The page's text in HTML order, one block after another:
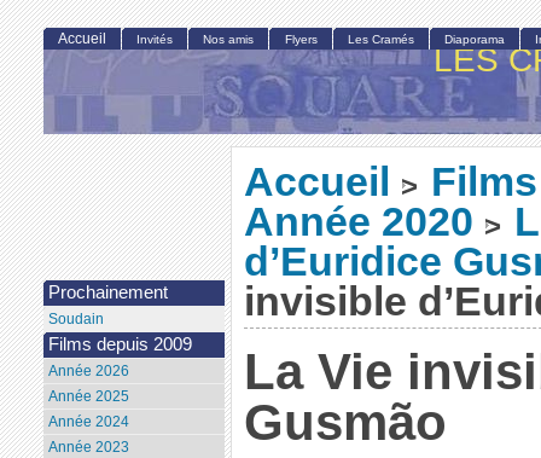
LES
Accueil >
Année 2020 >
d’Euridice
invisible
La Vie
Gusmão
Accueil Invités Nos amis Flyers Les Cramés Diaporama
Prochainement
Soudain
Films depuis 2009
Année 2026
Année 2025
Année 2024
Année 2023